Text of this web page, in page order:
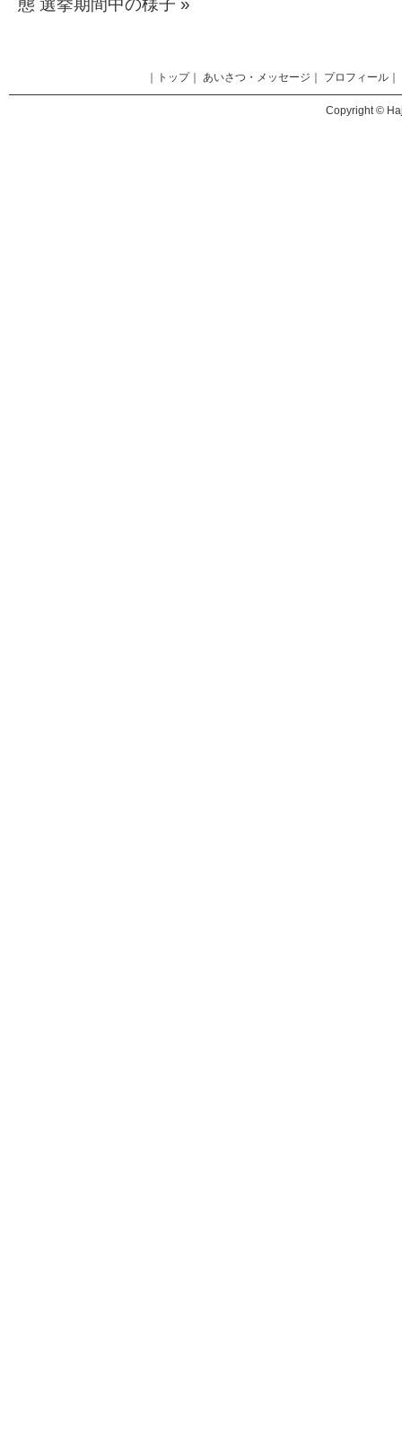
トップ｜ あいさつ・メッセージ プロフィール
Copyright ©